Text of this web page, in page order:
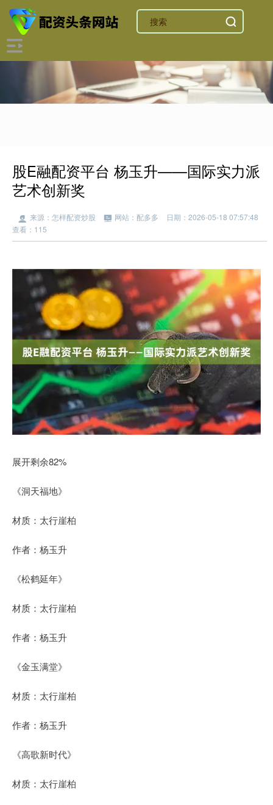
股E融配资平台 杨玉升——国际实力派
艺术创新奖
来源：怎样配资炒股 网站：配多多
日期：2026-05-18 07:57:48
查看：115
展开剩余82%
《洞天福地》
材质：太行崖柏
作者：杨玉升
《松鹤延年》
材质：太行崖柏
作者：杨玉升
《金玉满堂》
材质：太行崖柏
作者：杨玉升
《高歌新时代》
材质：太行崖柏